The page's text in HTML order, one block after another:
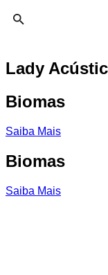
Lady
Biomas
Saiba Mais
Biomas
Saiba Mais